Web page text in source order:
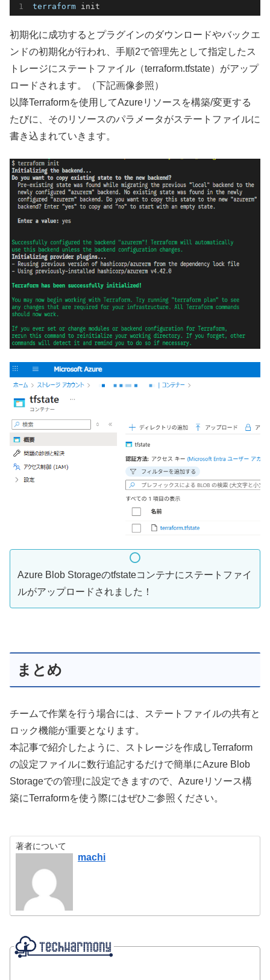
terraform init
初期化に成功するとプラグインのダウンロードやバックエ
ンドの初期化が行われ、手順2で管理先として指定したス
トレージにステートファイル（terraform.tfstate）がアップ
ロードされます。（下記画像参照）
以降Terraformを使用してAzureリソースを構築/変更する
たびに、そのリソースのパラメータがステートファイルに
書き込まれていきます。
Azure Blob Storageのtfstateコンテナにステートファイ
ルがアップロードされました！
まとめ
チームで作業を行う場合には、ステートファイルの共有と
ロック機能が重要となります。
本記事で紹介したように、ストレージを作成しTerraform
の設定ファイルに数行追記するだけで簡単にAzure Blob
Storageでの管理に設定できますので、Azureリソース構
築にTerraformを使う際にはぜひご参照ください。
著者について
machi